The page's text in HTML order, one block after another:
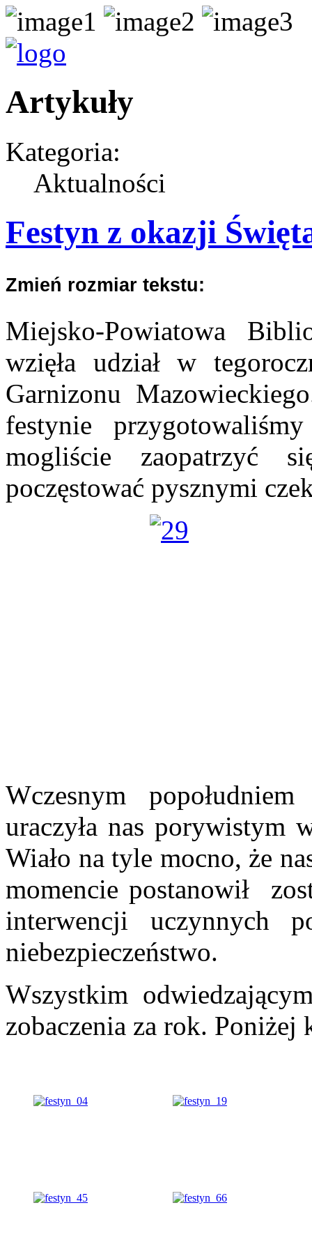
Artykuły
Kategoria:
Aktualności
Festyn z okazji
Zmień rozmiar tekstu:
Miejsko-Powiatowa
wzięła udział w
Garnizonu
festynie
mogliście zaopatrzyć
poczęstować pysznymi
Wczesnym
uraczyła nas porywistym
Wiało na tyle mocno, że
momencie postanowił
interwencji uczynnych
niebezpieczeństwo.
Wszystkim
zobaczenia za rok.